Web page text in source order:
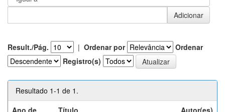
Result./Pág. | Ordenar por
Ordenar
Registro(s)
Resultado 1-1 de 1.
Ano de
Título Autor(es)